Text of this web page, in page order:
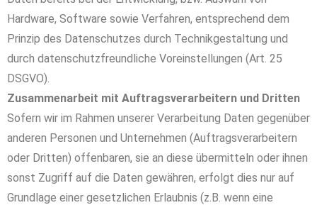
Hardware, Software sowie Verfahren, entsprechend dem
Prinzip des Datenschutzes durch Technikgestaltung und
durch datenschutzfreundliche Voreinstellungen (Art. 25
DSGVO).
Zusammenarbeit mit Auftragsverarbeitern und Dritten
Sofern wir im Rahmen unserer Verarbeitung Daten gegenüber
anderen Personen und Unternehmen (Auftragsverarbeitern
oder Dritten) offenbaren, sie an diese übermitteln oder ihnen
sonst Zugriff auf die Daten gewähren, erfolgt dies nur auf
Grundlage einer gesetzlichen Erlaubnis (z.B. wenn eine